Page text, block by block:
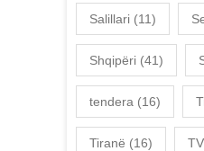
Salillari (11)
Shqipëri (41)
tendera (16)
Tiranë (16)